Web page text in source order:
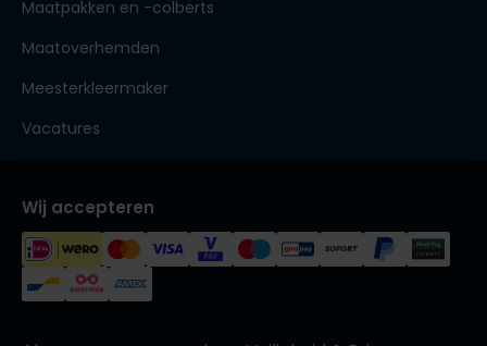
Maatpakken en -colberts
Maatoverhemden
Meesterkleermaker
Vacatures
Wij accepteren